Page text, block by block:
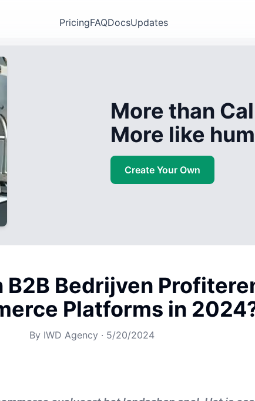
PricingFAQDocsUpdates
More than
More like
Create Your Own
B2B Bedrijven
Platforms in
By IWD Agency · 5/20/2024